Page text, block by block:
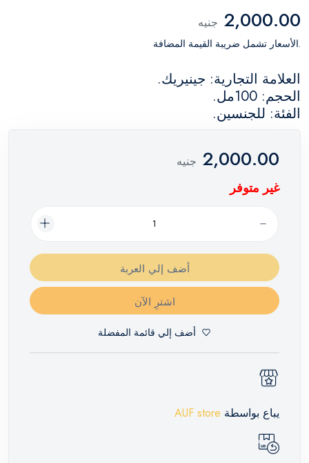
2,000.00 جنيه
.الأسعار تشمل ضريبة القيمة المضافة
العلامة التجارية: جينيريك.
الحجم: 100مل.
الفئة: للجنسين.
2,000.00 جنيه
غير متوفر
أضف إلي العربة
اشترِ الآن
أضف إلي قائمة المفضلة
يباع بواسطة AUF store